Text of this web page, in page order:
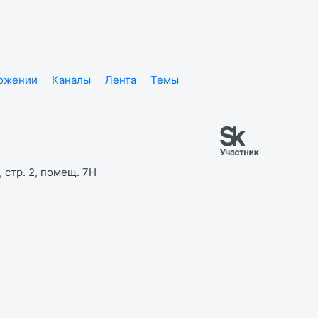
Каналы Лента
Темы
стр. 2, помещ. 7Н